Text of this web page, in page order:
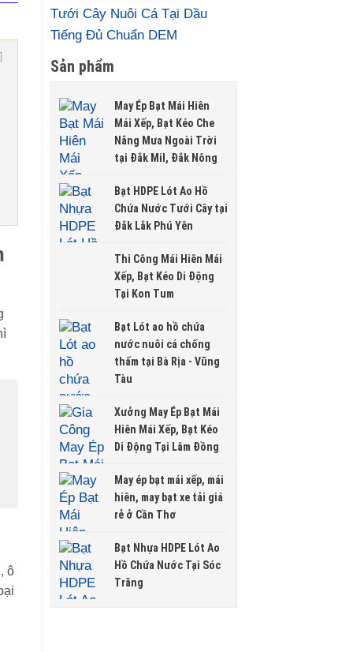
Tưới Cây Nuôi Cá Tại Dầu
Tiếng Đủ Chuẩn DEM
Sản phẩm
May Ép Bạt Mái Hiên
Mái Xếp, Bạt Kéo Che
Nắng Mưa Ngoài Trời
tại Đắk Mil, Đắk Nông
Bạt HDPE Lót Ao Hồ
Chứa Nước Tưới Cây tại
Đắk Lắk Phú Yên
Thi Công Mái Hiên Mái
Xếp, Bạt Kéo Di Động
Tại Kon Tum
Bạt Lót ao hồ chứa
nước nuôi cá chống
thấm tại Bà Rịa - Vũng
Tàu
Xưởng May Ép Bạt Mái
Hiên Mái Xếp, Bạt Kéo
Di Động Tại Lâm Đồng
May ép bạt mái xếp, mái
hiên, may bạt xe tải giá
rẻ ở Cần Thơ
Bạt Nhựa HDPE Lót Ao
Hồ Chứa Nước Tại Sóc
Trăng
ô